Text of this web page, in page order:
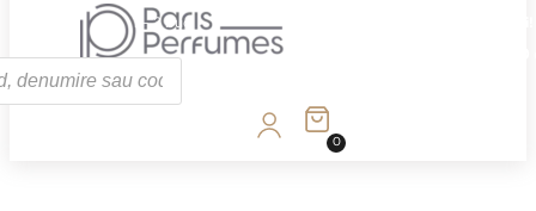
1 - 3 buc.
0